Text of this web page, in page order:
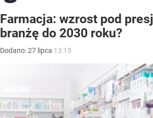
Farmacja: wzrost pod
branżę do 2030 roku?
Dodano:27 lipca 13:15